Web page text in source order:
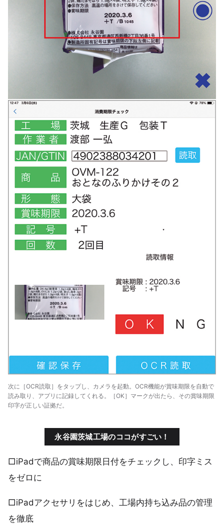
次に［OCR読取］をタップし、カメラを起動。OCR機能が賞味期限を自動で
読み取り、アプリに記録してくれる。［OK］マークが出たら、その賞味期限
印字が正しい証拠だ。
永谷園茨城工場のココがすごい！
□iPadで商品の賞味期限日付をチェックし、印字ミス
をゼロに
□iPadアクセサリをはじめ、工場内持ち込み品の管理
を徹底